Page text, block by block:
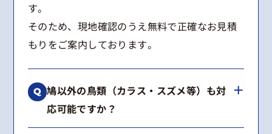
す。
そのため、現地確認のうえ無料で正確なお見積
もりをご案内しております。
鳩以外の鳥類（カラス・スズメ等）も対
応可能ですか？